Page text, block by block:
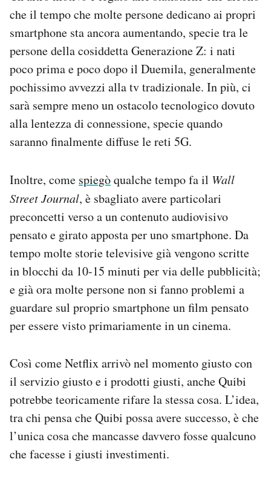
che il tempo che molte persone dedicano ai propri
smartphone sta ancora aumentando, specie tra le
persone della cosiddetta Generazione Z: i nati
poco prima e poco dopo il Duemila, generalmente
pochissimo avvezzi alla tv tradizionale. In più, ci
sarà sempre meno un ostacolo tecnologico dovuto
alla lentezza di connessione, specie quando
saranno finalmente diffuse le reti 5G.
Inoltre, come spiegòqualche tempo fa il Wall
Street Journal, è sbagliato avere particolari
preconcetti verso a un contenuto audiovisivo
pensato e girato apposta per uno smartphone. Da
tempo molte storie televisive già vengono scritte
in blocchi da 10-15 minuti per via delle pubblicità;
e già ora molte persone non si fanno problemi a
guardare sul proprio smartphone un film pensato
per essere visto primariamente in un cinema.
Così come Netflix arrivò nel momento giusto con
il servizio giusto e i prodotti giusti, anche Quibi
potrebbe teoricamente rifare la stessa cosa. L’idea,
tra chi pensa che Quibi possa avere successo, è che
l’unica cosa che mancasse davvero fosse qualcuno
che facesse i giusti investimenti.